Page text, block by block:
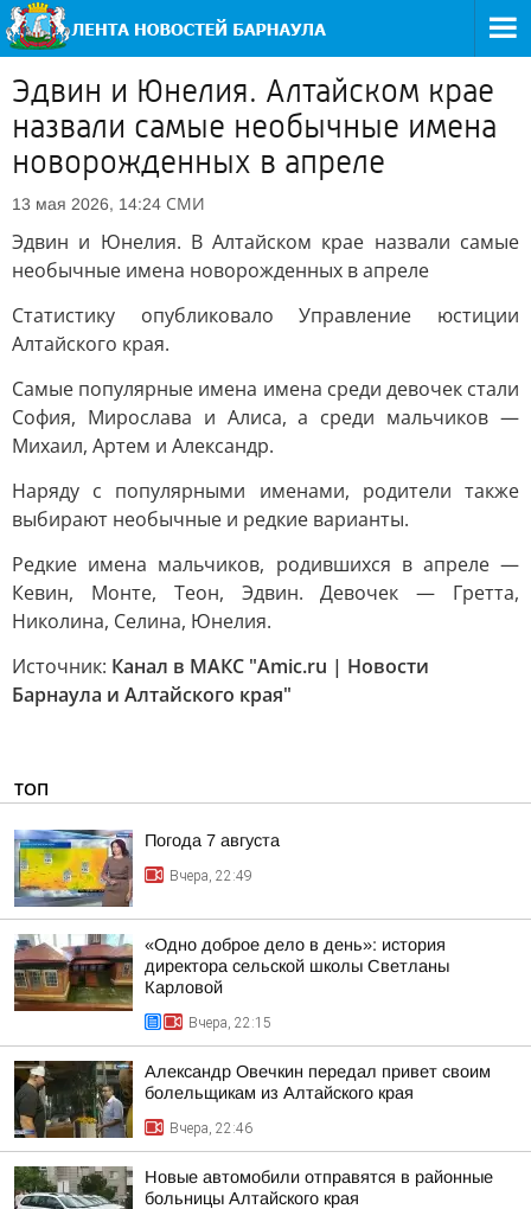
Эдвин и Юнелия. Алтайском крае
назвали самые необычные имена
новорожденных в апреле
13 мая 2026, 14:24 СМИ
Эдвин и Юнелия. В Алтайском крае назвали самые
необычные имена новорожденных в апреле
Статистику опубликовало Управление юстиции
Алтайского края.
Самые популярные имена имена среди девочек стали
София, Мирослава и Алиса, а среди мальчиков —
Михаил, Артем и Александр.
Наряду с популярными именами, родители также
выбирают необычные и редкие варианты.
Редкие имена мальчиков, родившихся в апреле —
Кевин, Монте, Теон, Эдвин. Девочек — Гретта,
Николина, Селина, Юнелия.
Источник: Канал в МАКС "Amic.ru | Новости
Барнаула и Алтайского края"
ТОП
Погода 7 августа
Вчера, 22:49
«Одно доброе дело в день»: история
директора сельской школы Светланы
Карловой
Вчера, 22:15
Александр Овечкин передал привет своим
болельщикам из Алтайского края
Вчера, 22:46
Новые автомобили отправятся в районные
больницы Алтайского края